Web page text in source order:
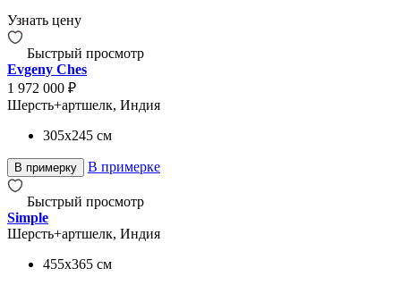
Узнать цену
Быстрый просмотр
Evgeny Ches
1 972 000 ₽
Шерсть+артшелк, Индия
305x245 см
В примерку В примерке
Быстрый просмотр
Simple
Шерсть+артшелк, Индия
455x365 см